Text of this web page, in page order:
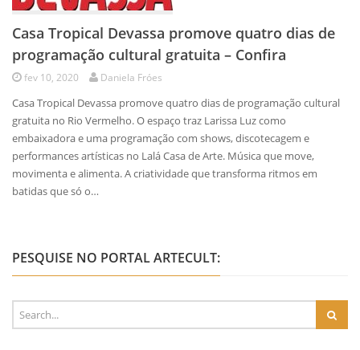
Casa Tropical Devassa promove quatro dias de
programação cultural gratuita – Confira
fev 10, 2020 Daniela Fróes
Casa Tropical Devassa promove quatro dias de programação cultural
gratuita no Rio Vermelho. O espaço traz Larissa Luz como
embaixadora e uma programação com shows, discotecagem e
performances artísticas no Lalá Casa de Arte. Música que move,
movimenta e alimenta. A criatividade que transforma ritmos em
batidas que só o…
PESQUISE NO PORTAL ARTECULT: